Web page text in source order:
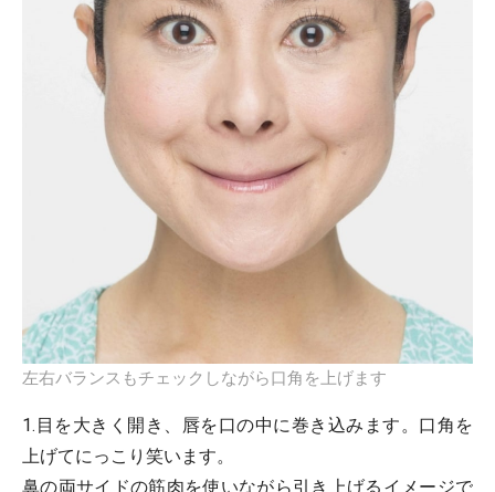
左右バランスもチェックしながら口角を上げます
1.目を大きく開き、唇を口の中に巻き込みます。口角を
上げてにっこり笑います。
鼻の両サイドの筋肉を使いながら引き上げるイメージで